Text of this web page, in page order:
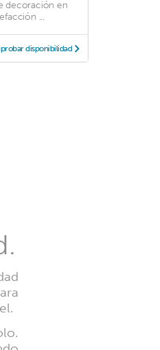
decoración en
...
disponibilidad